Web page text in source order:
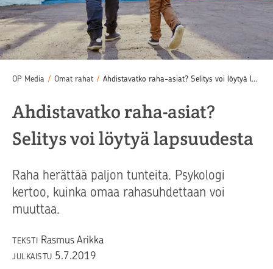
OP Media / Omat rahat / Ahdistavatko raha-asiat? Selitys voi löytyä lapsuudesta
Ahdistavatko raha-asiat?
Selitys voi löytyä lapsuudesta
Raha herättää paljon tunteita. Psykologi
kertoo, kuinka omaa rahasuhdettaan voi
muuttaa.
TEKSTI Rasmus Arikka
JULKAISTU 5.7.2019